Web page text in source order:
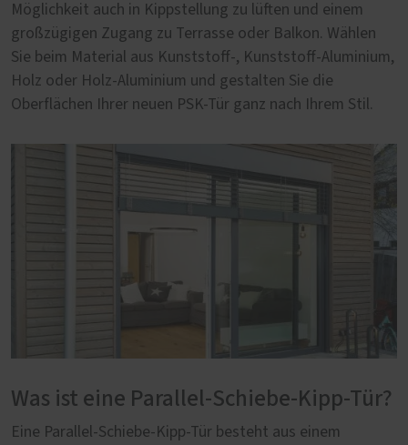
Möglichkeit auch in Kippstellung zu lüften und einem
großzügigen Zugang zu Terrasse oder Balkon. Wählen
Sie beim Material aus Kunststoff-, Kunststoff-Aluminium,
Holz oder Holz-Aluminium und gestalten Sie die
Oberflächen Ihrer neuen PSK-Tür ganz nach Ihrem Stil.
Was ist eine Parallel-Schiebe-Kipp-Tür?
Eine Parallel-Schiebe-Kipp-Tür besteht aus einem